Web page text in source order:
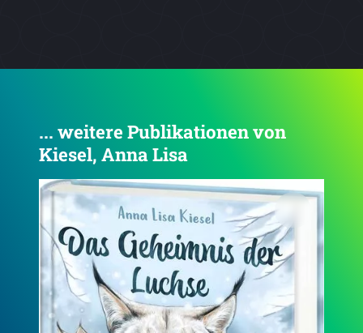
... weitere Publikationen von
Kiesel, Anna Lisa